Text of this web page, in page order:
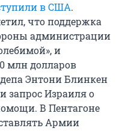
в США.
что поддержка
администрации
и
млн долларов
Энтони Блинкен
запрос Израиля о
В Пентагоне
Армии